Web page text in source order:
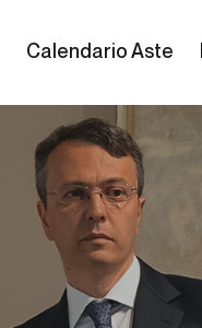
Calendario Aste